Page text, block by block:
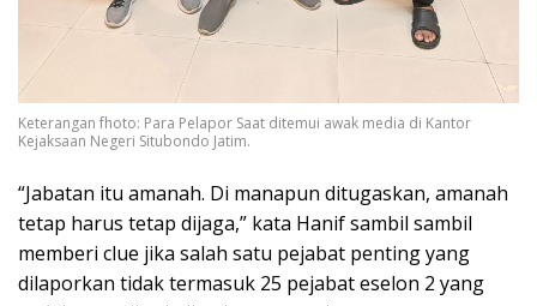
Keterangan fhoto: Para Pelapor Saat ditemui awak media di Kantor
Kejaksaan Negeri Situbondo Jatim.
“Jabatan itu amanah. Di manapun ditugaskan, amanah
tetap harus tetap dijaga,” kata Hanif sambil sambil
memberi clue jika salah satu pejabat penting yang
dilaporkan tidak termasuk 25 pejabat eselon 2 yang